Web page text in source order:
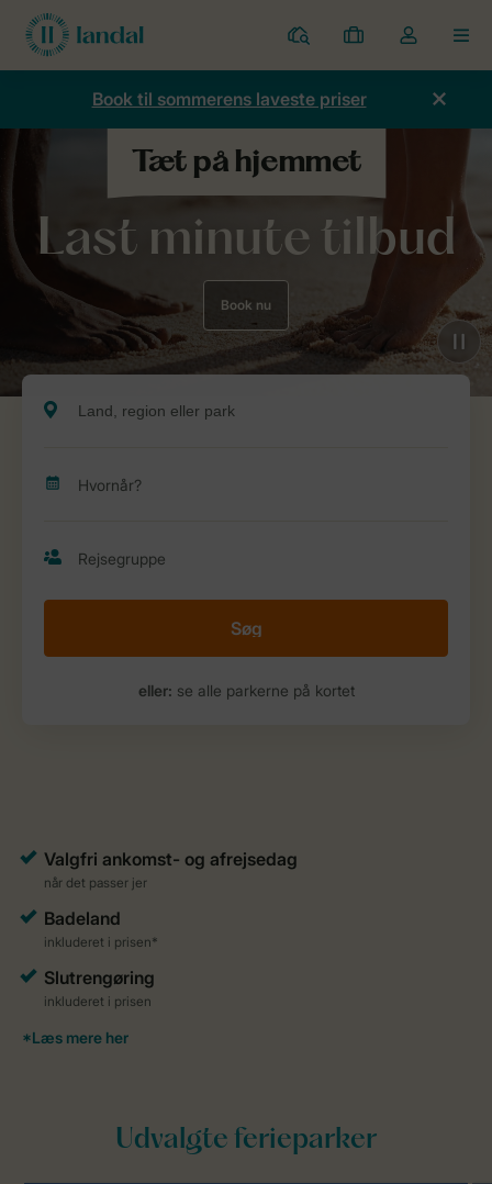
Parker
Mine
bookinger
Toggle
the
Book til sommerens laveste priser
Last minute tilbud
Book nu
Søg
eller: se alle parkerne på kortet